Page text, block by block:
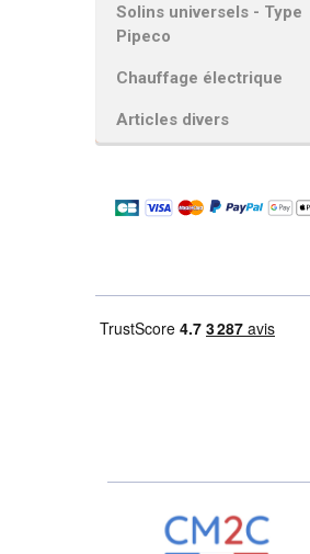
Solins universels - Type
Pipeco
Chauffage électrique
Articles divers